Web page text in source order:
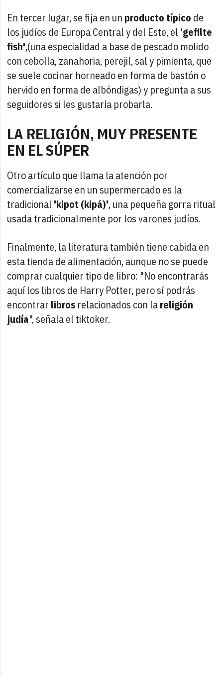
En tercer lugar, se fija en un producto típico de
los judíos de Europa Central y del Este, el 'gefilte
fish',(una especialidad a base de pescado molido
con cebolla, zanahoria, perejil, sal y pimienta, que
se suele cocinar horneado en forma de bastón o
hervido en forma de albóndigas) y pregunta a sus
seguidores si les gustaría probarla.
LA RELIGIÓN, MUY PRESENTE
EN EL SÚPER
Otro artículo que llama la atención por
comercializarse en un supermercado es la
tradicional 'kipot (kipá)', una pequeña gorra ritual
usada tradicionalmente por los varones judíos.
Finalmente, la literatura también tiene cabida en
esta tienda de alimentación, aunque no se puede
comprar cualquier tipo de libro: "No encontrarás
aquí los libros de Harry Potter, pero sí podrás
encontrar libros relacionados con lareligión
judía", señala el tiktoker.